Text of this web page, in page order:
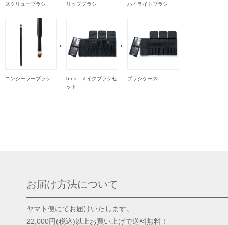
スクリューブラシ リップブラシ ハイライトブラシ
コンシーラーブラシ
b-r-s メイクブラシセ
ット
ブラシケース
お届け方法について
ヤマト便にてお届けいたします。
22,000円(税込)以上お買い上げで送料無料！